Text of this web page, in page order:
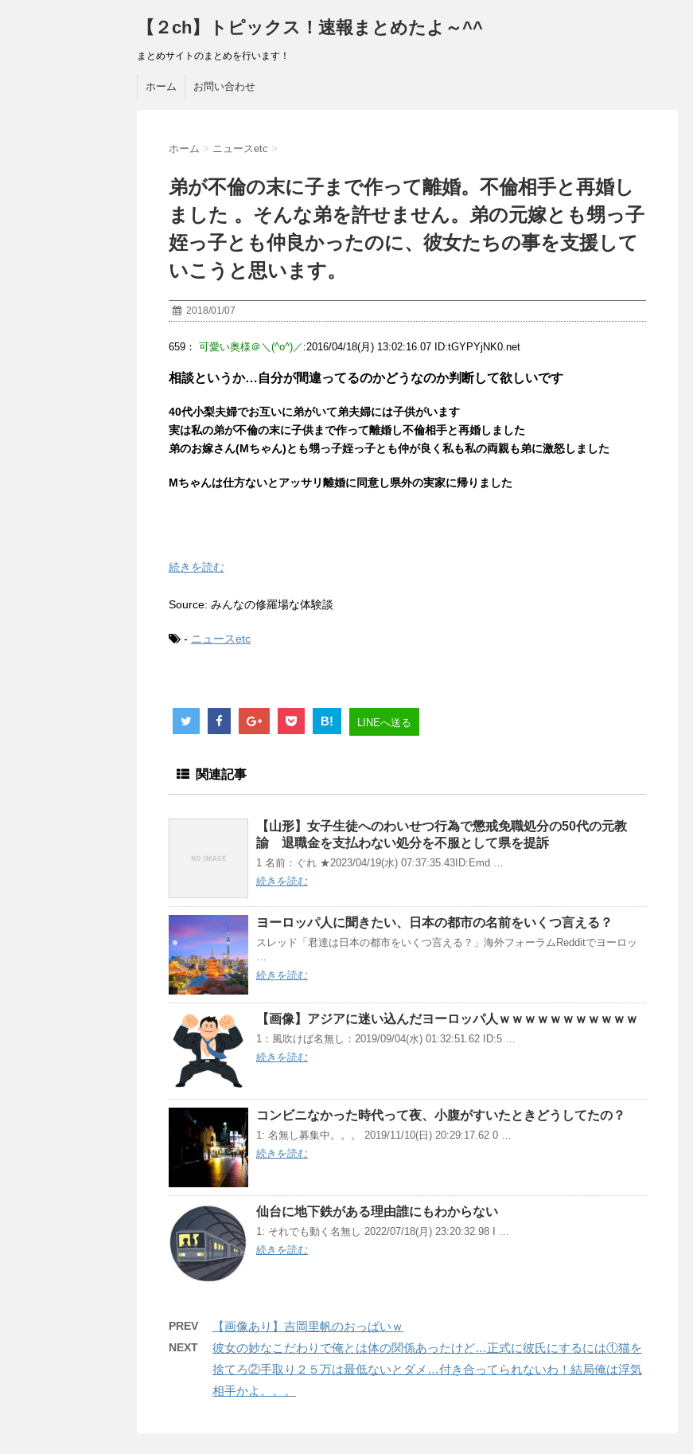
【２ch】トピックス！速報まとめたよ～^^
まとめサイトのまとめを行います！
ホーム お問い合わせ
ホーム > ニュースetc >
弟が不倫の末に子まで作って離婚。不倫相手と再婚し
ました 。そんな弟を許せません。弟の元嫁とも甥っ子
姪っ子とも仲良かったのに、彼女たちの事を支援して
いこうと思います。
2018/01/07
659： 可愛い奥様＠＼(^o^)／ :2016/04/18(月) 13:02:16.07 ID:tGYPYjNK0.net
相談というか…自分が間違ってるのかどうなのか判断して欲しいです
40代小梨夫婦でお互いに弟がいて弟夫婦には子供がいます
実は私の弟が不倫の末に子供まで作って離婚し不倫相手と再婚しました
弟のお嫁さん(Mちゃん)とも甥っ子姪っ子とも仲が良く私も私の両親も弟に激怒しました
Mちゃんは仕方ないとアッサリ離婚に同意し県外の実家に帰りました
続きを読む
Source: みんなの修羅場な体験談
- ニュースetc
B! LINEへ送る
関連記事
【山形】女子生徒へのわいせつ行為で懲戒免職処分の50代の元教
諭 退職金を支払わない処分を不服として県を提訴
1 名前：ぐれ ★2023/04/19(水) 07:37:35.43ID:Emd …
続きを読む
ヨーロッパ人に聞きたい、日本の都市の名前をいくつ言える？
スレッド「君達は日本の都市をいくつ言える？」海外フォーラムRedditでヨーロッ
続きを読む
【画像】アジアに迷い込んだヨーロッパ人ｗｗｗｗｗｗｗｗｗｗｗ
1：風吹けば名無し：2019/09/04(水) 01:32:51.62 ID:5 …
続きを読む
コンビニなかった時代って夜、小腹がすいたときどうしてたの？
1: 名無し募集中。。。 2019/11/10(日) 20:29:17.62 0 …
続きを読む
仙台に地下鉄がある理由誰にもわからない
1: それでも動く名無し 2022/07/18(月) 23:20:32.98 I …
続きを読む
PREV 【画像あり】吉岡里帆のおっぱいｗ
NEXT
彼女の妙なこだわりで俺とは体の関係あったけど…正式に彼氏にするには①猫を
捨てろ②手取り２５万は最低ないとダメ…付き合ってられないわ！結局俺は浮気
相手かよ。。。